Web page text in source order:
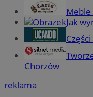
Jak
Chorzów
reklama